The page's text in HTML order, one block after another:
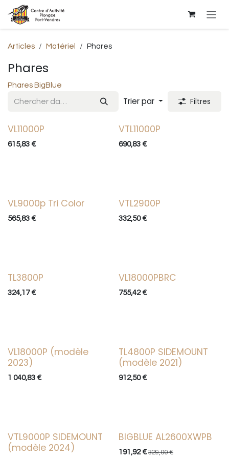
Se rendre au contenu
Articles Matériel Phares
Phares
Phares BigBlue
Trier par Filtres
VL11000P
615,83 €
Vente
VTL11000P
690,83€
VL9000p Tri Color
565,83 €
VTL2900P
332,50€
TL3800P
324,17€
Vente
VL18000PBRC
755,42€
Vente
VL18000P (modèle
2023)
1 040,83 €
TL4800P SIDEMOUNT
(modèle 2021)
912,50€
Vente
VTL9000P SIDEMOUNT
(modèle 2024)
Vente
BIGBLUE AL2600XWPB
191,92€ 329,00€